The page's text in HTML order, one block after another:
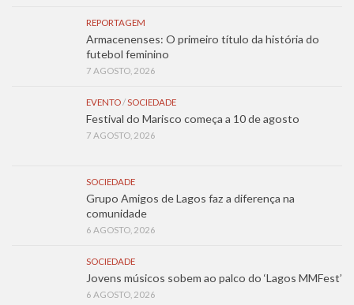
REPORTAGEM
Armacenenses: O primeiro título da história do
futebol feminino
7 AGOSTO, 2026
EVENTO / SOCIEDADE
Festival do Marisco começa a 10 de agosto
7 AGOSTO, 2026
SOCIEDADE
Grupo Amigos de Lagos faz a diferença na
comunidade
6 AGOSTO, 2026
SOCIEDADE
Jovens músicos sobem ao palco do ‘Lagos MMFest’
6 AGOSTO, 2026